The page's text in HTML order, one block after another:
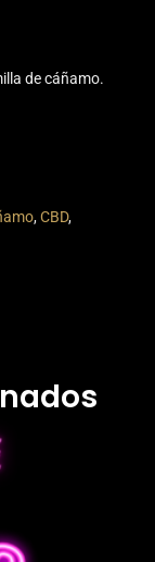
de cáñamo.
,CBD,